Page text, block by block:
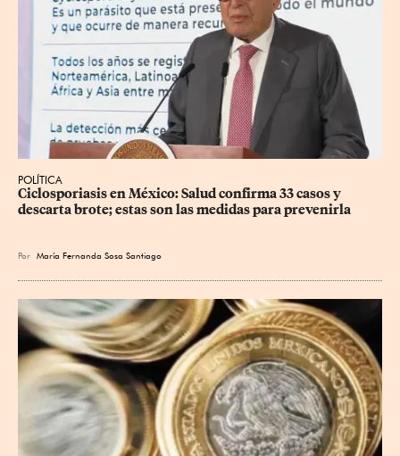
POLÍTICA
Ciclosporiasis en México: Salud confirma 33 casos y
descarta brote; estas son las medidas para prevenirla
Por María Fernanda Sosa Santiago